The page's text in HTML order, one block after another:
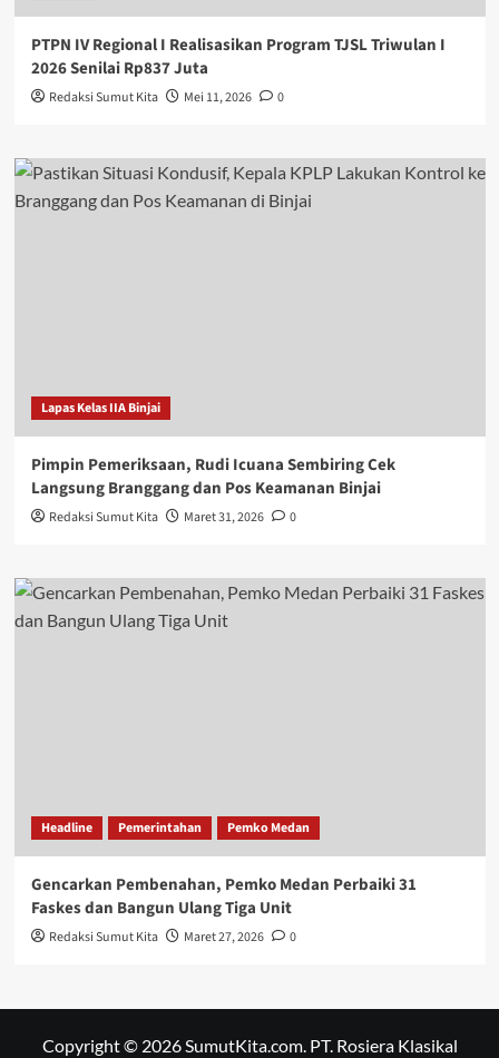
PTPN IV Regional I Realisasikan Program TJSL Triwulan I
2026 Senilai Rp837 Juta
Redaksi Sumut Kita Mei 11, 2026 0
Lapas Kelas IIA Binjai
Pimpin Pemeriksaan, Rudi Icuana Sembiring Cek
Langsung Branggang dan Pos Keamanan Binjai
Redaksi Sumut Kita Maret 31, 2026 0
Headline Pemerintahan Pemko Medan
Gencarkan Pembenahan, Pemko Medan Perbaiki 31
Faskes dan Bangun Ulang Tiga Unit
Redaksi Sumut Kita Maret 27, 2026 0
Copyright © 2026 SumutKita.com. PT. Rosiera Klasikal